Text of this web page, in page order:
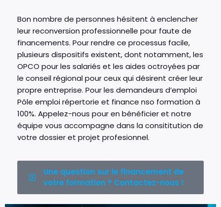
Bon nombre de personnes hésitent à enclencher
leur reconversion professionnelle pour faute de
financements. Pour rendre ce processus facile,
plusieurs dispositifs existent, dont notamment, les
OPCO pour les salariés et les aides octroyées par
le conseil régional pour ceux qui désirent créer leur
propre entreprise. Pour les demandeurs d’emploi
Pôle emploi répertorie et finance nso formation à
100%. Appelez-nous pour en bénéficier et notre
équipe vous accompagne dans la consititution de
votre dossier et projet profesionnel.
Une question sur le financement de
votre formation ? Contactez-nous !